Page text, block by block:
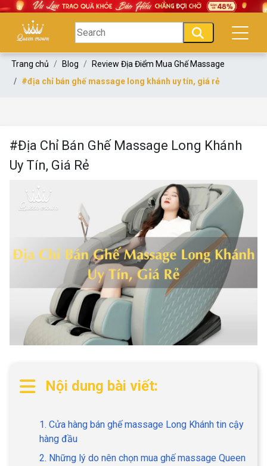
Trang chủ Blog
Review Địa Điểm Mua Ghế Massage
#địa chỉ bán ghế massage long khánh uy tín, giá rẻ
#Địa Chỉ Bán Ghế Massage Long Khánh
Uy Tín, Giá Rẻ
Nội dung bài viết:
1. Cửa hàng bán ghế massage Long Khánh tin cậy
hàng đầu
2. Những lý do nên chọn mua ghế massage Queen